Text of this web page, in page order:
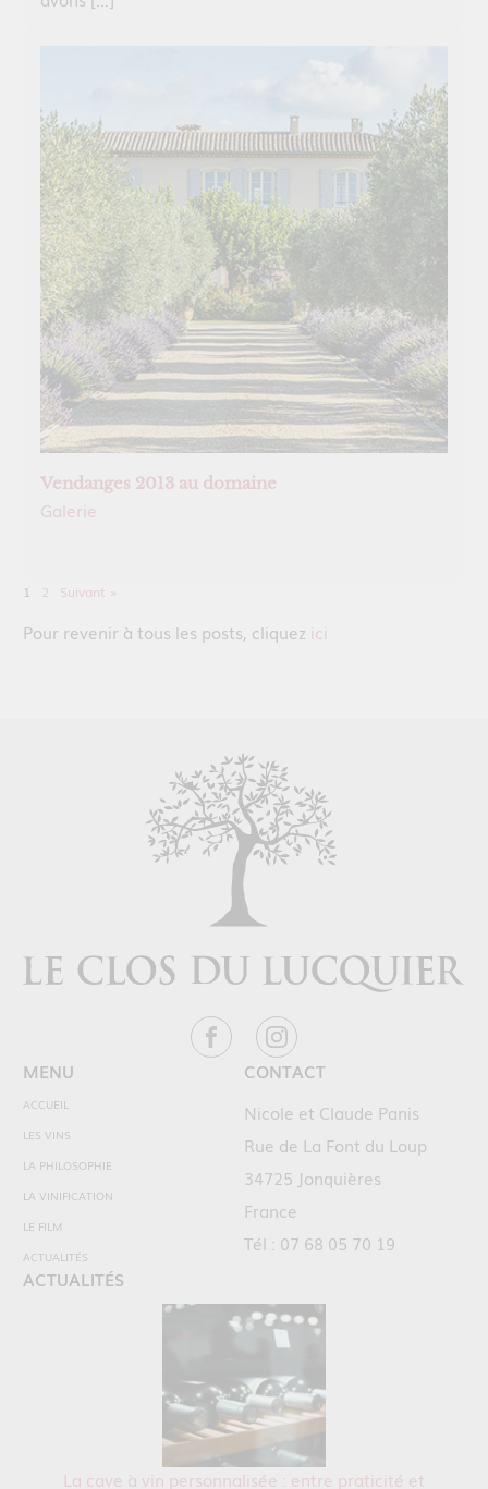
Vendanges 2013 au domaine
Galerie
1 2 Suivant »
Pour revenir à tous les posts, cliquez ici
MENU
ACCUEIL
LES VINS
LA PHILOSOPHIE
LA VINIFICATION
LE FILM
ACTUALITÉS
CONTACT
Nicole et Claude Panis
Rue de La Font du Loup
34725 Jonquières
France
Tél : 07 68 05 70 19
ACTUALITÉS
La cave à vin personnalisée : entre praticité et